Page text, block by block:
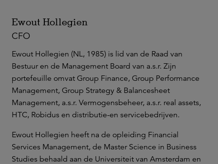
Ewout Hollegien
CFO
Ewout Hollegien (NL, 1985) is lid van de Raad van
Bestuur en de Management Board van a.s.r. Zijn
portefeuille omvat Group Finance, Group Performance
Management, Group Strategy & Balancesheet
Management, a.s.r. Vermogensbeheer, a.s.r. real assets,
HTC, Robidus en distributie-en servicebedrijven.
Ewout Hollegien heeft na de opleiding Financial
Services Management, de Master Science in Business
Studies behaald aan de Universiteit van Amsterdam en